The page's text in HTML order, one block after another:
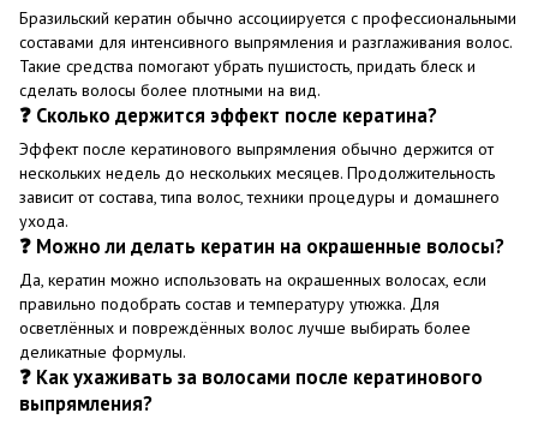
Бразильский кератин обычно ассоциируется с профессиональными
составами для интенсивного выпрямления и разглаживания волос.
Такие средства помогают убрать пушистость, придать блеск и
сделать волосы более плотными на вид.
❓ Сколько держится эффект после кератина?
Эффект после кератинового выпрямления обычно держится от
нескольких недель до нескольких месяцев. Продолжительность
зависит от состава, типа волос, техники процедуры и домашнего
ухода.
❓ Можно ли делать кератин на окрашенные волосы?
Да, кератин можно использовать на окрашенных волосах, если
правильно подобрать состав и температуру утюжка. Для
осветлённых и повреждённых волос лучше выбирать более
деликатные формулы.
❓ Как ухаживать за волосами после кератинового
выпрямления?